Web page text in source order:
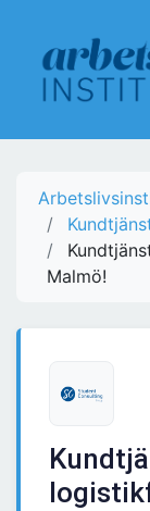
Malmö!